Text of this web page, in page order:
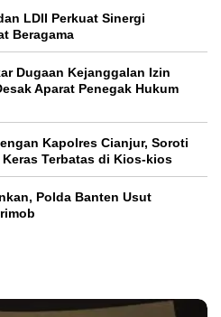
LDII Perkuat Sinergi
Beragama
Dugaan Kejanggalan Izin
Aparat Penegak Hukum
Kapolres Cianjur, Soroti
Terbatas di Kios-kios
Polda Banten Usut